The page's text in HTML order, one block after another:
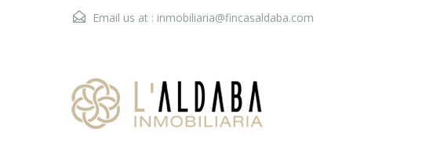
Email us at : inmobiliaria@fincasaldaba.com